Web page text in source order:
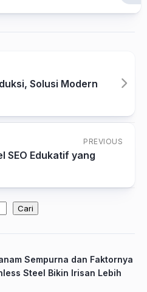
Solusi Modern
PREVIOUS
SEO Edukatif yang
Cari
Sempurna dan Faktornya
Steel Bikin Irisan Lebih